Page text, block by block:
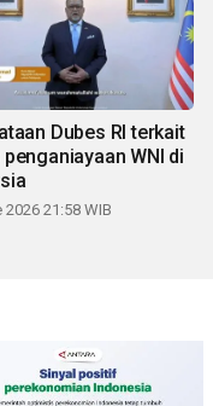
Dubes RI terkait
penganiayaan WNI di
2026 21:58 WIB